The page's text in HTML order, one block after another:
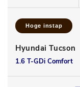
Hoge instap
Hyundai Tucson
1.6 T-GDi Comfort